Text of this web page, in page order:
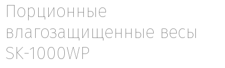
Порционные
влагозащищенные весы
SK-1000WP